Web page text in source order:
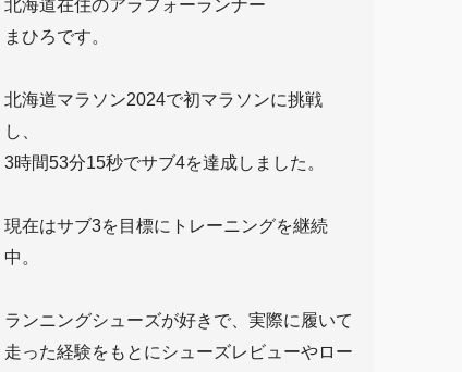
北海道在住のアラフォーランナー
まひろです。
北海道マラソン2024で初マラソンに挑戦
し、
3時間53分15秒でサブ4を達成しました。
現在はサブ3を目標にトレーニングを継続
中。
ランニングシューズが好きで、実際に履いて
走った経験をもとにシューズレビューやロー